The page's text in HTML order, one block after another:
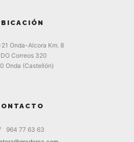
Onda-Alcora Km. 8
Correos 320
Onda (Castellón)
964 77 63 63